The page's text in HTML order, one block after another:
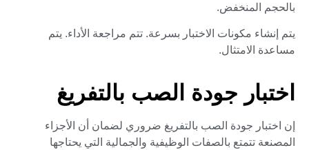
بالحجم المنخفض.
يتم إنشاء مكونات الاختبار بسرعة. تتم مراجعة الأداء. يتم
مساعدة الامتثال.
اختبار جودة الصب بالتفريغ
إن اختبار جودة الصب بالتفريغ ضروري لضمان أن الأجزاء
المصنعة تتمتع بالصفات الوظيفية والجمالية التي يحتاجها